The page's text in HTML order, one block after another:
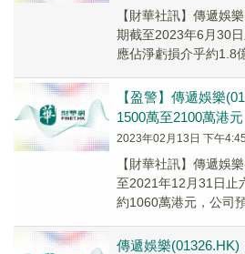
【財華社訊】傳遞娛
期截至2023年6月30
應佔淨虧損介乎約1.8
元。
【盈警】傳遞娛樂
1500萬至2100萬港元
2023年02月13日 下午4:45
【財華社訊】傳遞娛
至2021年12月31日止
約1060萬港元，公司
傳遞娛樂(01326.HK)